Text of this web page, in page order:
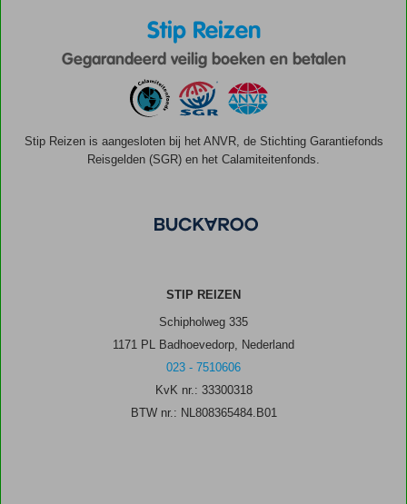
Stip Reizen
Gegarandeerd veilig boeken en betalen
Stip Reizen is aangesloten bij het ANVR, de Stichting Garantiefonds
Reisgelden (SGR) en het Calamiteitenfonds.
STIP REIZEN
Schipholweg 335
1171 PL Badhoevedorp, Nederland
023 - 7510606
KvK nr.: 33300318
BTW nr.: NL808365484.B01